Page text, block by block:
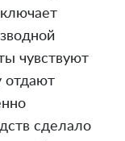
чувствуют
отдают
сделало